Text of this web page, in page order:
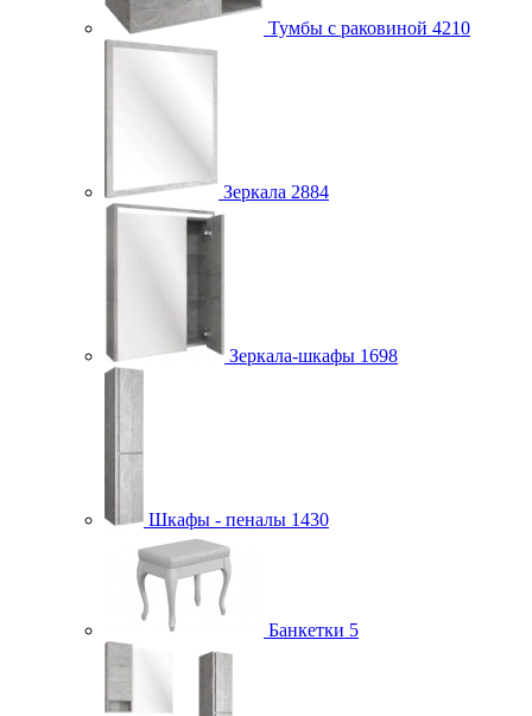
Тумбы с раковиной 4210
Зеркала 2884
Зеркала-шкафы 1698
Шкафы - пеналы 1430
Банкетки 5